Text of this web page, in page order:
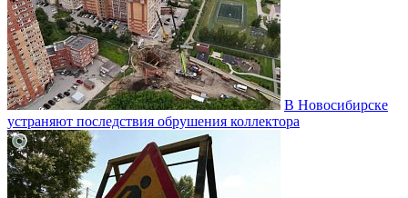
В Новосибирске
устраняют последствия обрушения коллектора